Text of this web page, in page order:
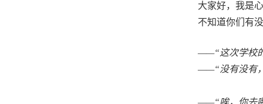
大家好，我是
不知道你们有
——“这次学校
——“没有没有
——“唉，你去